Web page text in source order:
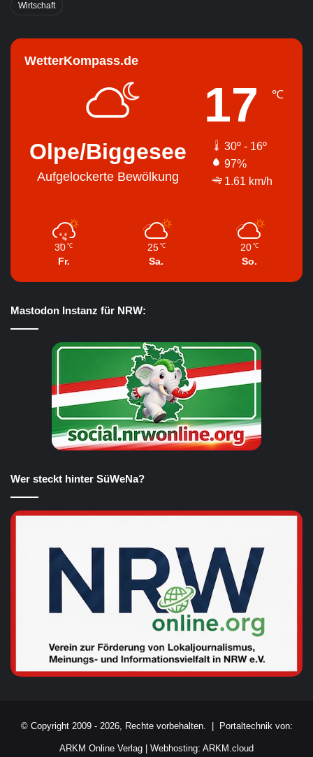
Wirtschaft
WetterKompass.de
Olpe/Biggesee
Aufgelockerte Bewölkung
17 ℃
30º - 16º
97%
1.61 km/h
30 ℃
Fr.
25 ℃
Sa.
20 ℃
So.
Mastodon Instanz für NRW:
Wer steckt hinter SüWeNa?
© Copyright 2009 - 2026, Rechte vorbehalten. | Portaltechnik von:
ARKM Online Verlag Webhosting: ARKM.cloud